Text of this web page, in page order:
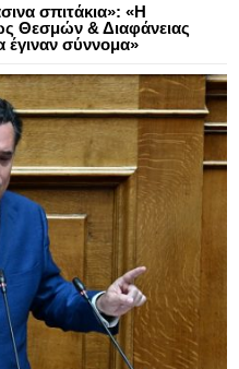
σπιτάκια»: «Η
Θεσμών & Διαφάνειας
σύννομα»